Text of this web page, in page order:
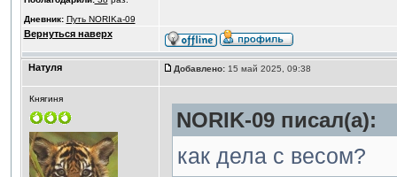
Дневник: Путь NORIKа-09
Вернуться наверх
Натуля Добавлено:15 май 2025, 09:38
Княгиня
NORIK-09 писал(а):
как дела с весом?